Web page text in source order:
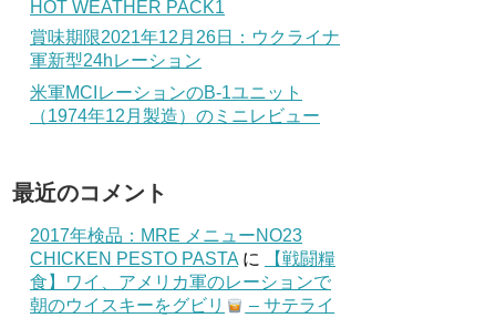
HOT WEATHER PACK1
賞味期限2021年12月26日：ウクライナ
軍新型24hレーション
米軍MCIレーションのB-1ユニット
（1974年12月製造）のミニレビュー
最近のコメント
2017年検品：MRE メニューNO23
CHICKEN PESTO PASTA に
【戦闘糧
食】ワイ、アメリカ軍のレーションで
朝のウイスキーをグビリ
– サテライ